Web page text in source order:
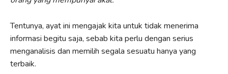
Tentunya, ayat ini mengajak kita untuk tidak menerima
informasi begitu saja, sebab kita perlu dengan serius
menganalisis dan memilih segala sesuatu hanya yang
terbaik.